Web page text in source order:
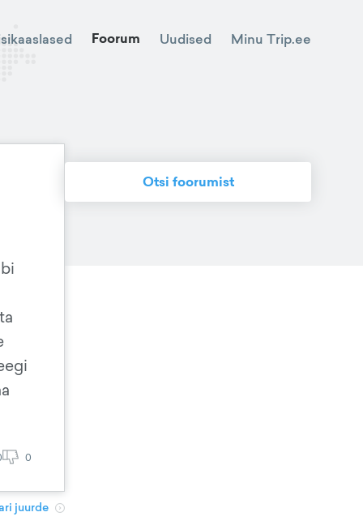
Foorum Uudised Minu Trip.ee
0
juurde
Otsi foorumist